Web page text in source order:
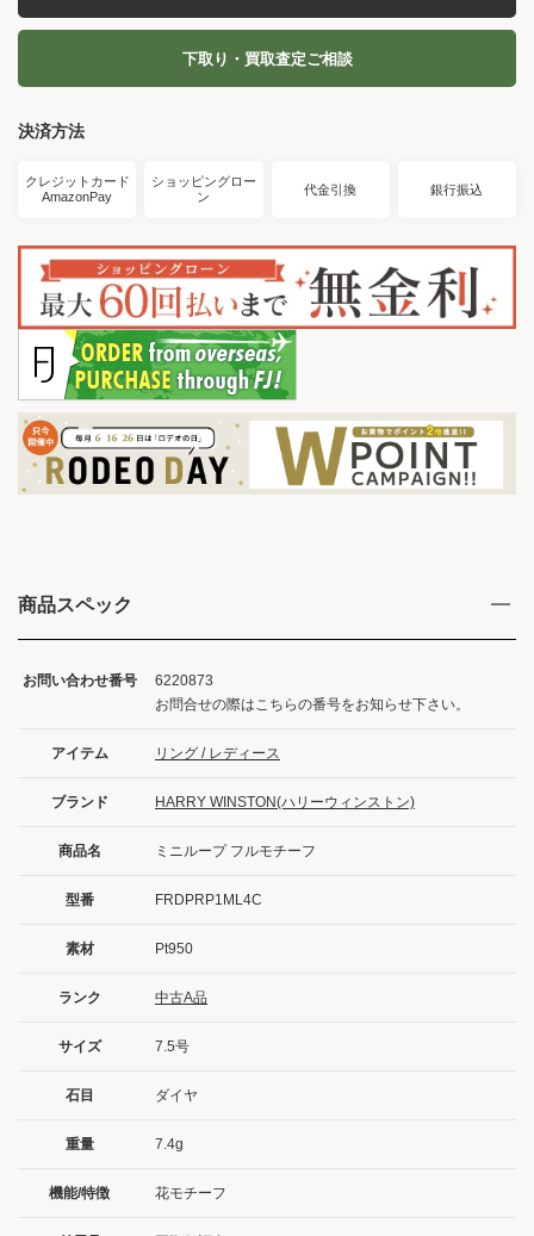
下取り・買取査定ご相談
決済方法
クレジットカード
AmazonPay
ショッピングロー
ン
代金引換 銀行振込
商品スペック
お問い合わせ番号
6220873
お問合せの際はこちらの番号をお知らせ下さい。
アイテム リング / レディース
ブランド HARRY WINSTON(ハリーウィンストン)
商品名 ミニループ フルモチーフ
型番 FRDPRP1ML4C
素材 Pt950
ランク 中古A品
サイズ 7.5号
石目 ダイヤ
重量 7.4g
機能/特徴 花モチーフ